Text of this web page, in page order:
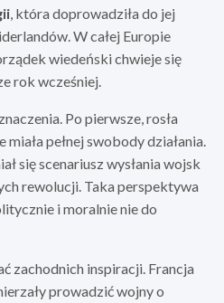
, która doprowadziła do jej
W całej Europie
wiedeński chwieje się
rok wcześniej.
Po pierwsze, rosła
pełnej swobody działania.
się scenariusz wysłania wojsk
rewolucji. Taka perspektywa
i moralnie nie do
zachodnich inspiracji. Francja
prowadzić wojny o